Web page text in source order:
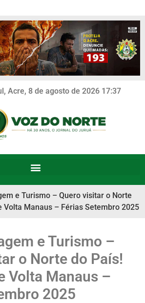
Acre, 8 de agosto de 2026 17:37
e Turismo – Quero visitar o Norte
Volta Manaus – Férias Setembro 2025
e Turismo –
o Norte do País!
Volta Manaus –
2025